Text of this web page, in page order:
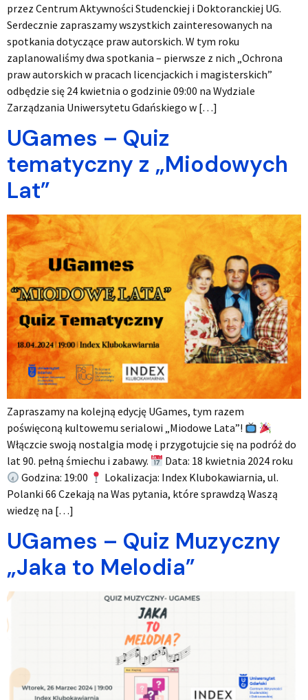
przez Centrum Aktywności Studenckiej i Doktoranckiej UG.
Serdecznie zapraszamy wszystkich zainteresowanych na
spotkania dotyczące praw autorskich. W tym roku
zaplanowaliśmy dwa spotkania – pierwsze z nich „Ochrona
praw autorskich w pracach licencjackich i magisterskich”
odbędzie się 24 kwietnia o godzinie 09:00 na Wydziale
Zarządzania Uniwersytetu Gdańskiego w […]
UGames – Quiz
tematyczny z „Miodowych
Lat”
Zapraszamy na kolejną edycję UGames, tym razem
poświęconą kultowemu serialowi „Miodowe Lata”!
Włączcie swoją nostalgia modę i przygotujcie się na podróż do
lat 90. pełną śmiechu i zabawy.
Data: 18 kwietnia 2024 roku
Godzina: 19:00
Lokalizacja: Index Klubokawiarnia, ul.
Polanki 66 Czekają na Was pytania, które sprawdzą Waszą
wiedzę na […]
UGames – Quiz Muzyczny
„Jaka to Melodia”